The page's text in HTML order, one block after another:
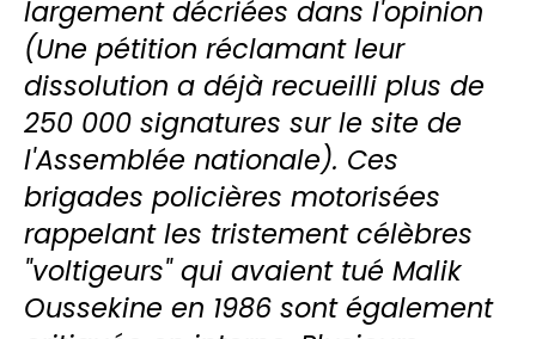
largement décriées dans l'opinion
(Une pétition réclamant leur
dissolution a déjà recueilli plus de
250 000 signatures sur le site de
l'Assemblée nationale). Ces
brigades policières motorisées
rappelant les tristement célèbres
"voltigeurs" qui avaient tué Malik
Oussekine en 1986 sont également